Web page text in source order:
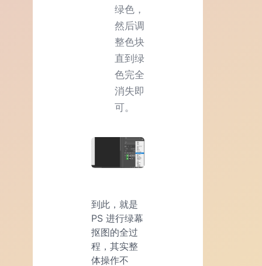
绿色，
然后调
整色块
直到绿
色完全
消失即
可。
到此，就是
PS 进行绿幕
抠图的全过
程，其实整
体操作不